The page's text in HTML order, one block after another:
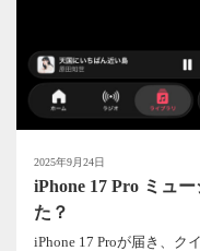
2025年9月24日
iPhone 17 Pro ミュ
た？
iPhone 17 Proが届き、ク